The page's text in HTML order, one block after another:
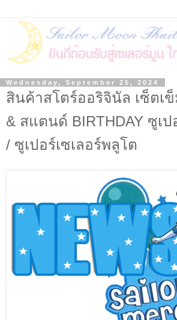
Wednesday, September 25, 2024
สินค้าสโตร์ออริจินัล เซ็ตเ
& สแตนด์ BIRTHDAY ซูเป
/ ซูเปอร์เซเลอร์พลูโต